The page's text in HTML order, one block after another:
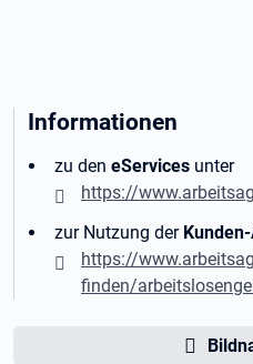
Informationen
zu den eServices unter
https://
zur Nutzung der
https://
finden/